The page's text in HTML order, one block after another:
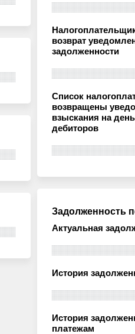
возврат
задолженности
Список
возвращены
взыскания на
дебиторов
Задолженность
Актуальная
История
История
платежам